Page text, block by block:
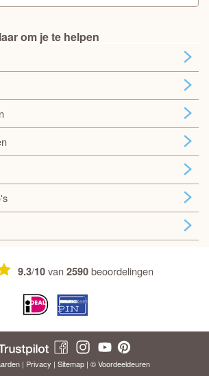
om je te helpen
9.3/10van2590beoordelingen
| Privacy | Sitemap| © Voordeeldeuren